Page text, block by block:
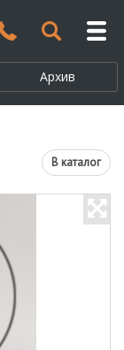
Архив
В каталог